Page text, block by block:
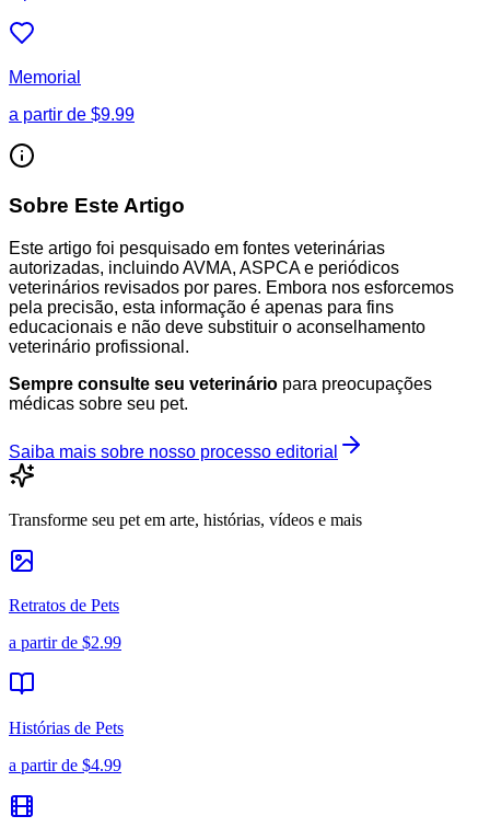
Memorial
a partir de $9.99
Sobre Este Artigo
Este artigo foi pesquisado em fontes veterinárias
autorizadas, incluindo AVMA, ASPCA e periódicos
veterinários revisados por pares. Embora nos esforcemos
pela precisão, esta informação é apenas para fins
educacionais e não deve substituir o aconselhamento
veterinário profissional.
Sempre consulte seu veterinário para preocupações
médicas sobre seu pet.
Saiba mais sobre nosso processo editorial
Transforme seu pet em arte, histórias, vídeos e mais
Retratos de Pets
a partir de $2.99
Histórias de Pets
a partir de $4.99